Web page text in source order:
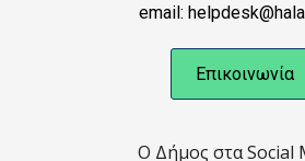
email:
Επικοινωνία
Ο Δήμος στα Social